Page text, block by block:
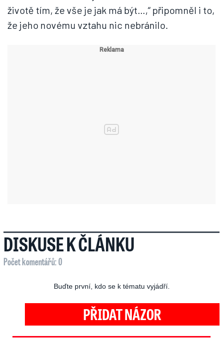
životě tím, že vše je jak má být…,“ připomněl i to,
že jeho novému vztahu nic nebránilo.
DISKUSE K ČLÁNKU
Počet komentářů: 0
Buďte první, kdo se k tématu vyjádří.
PŘIDAT NÁZOR